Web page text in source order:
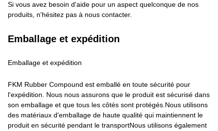
Si vous avez besoin d'aide pour un aspect quelconque de nos
produits, n'hésitez pas à nous contacter.
Emballage et expédition
Emballage et expédition
FKM Rubber Compound est emballé en toute sécurité pour
l'expédition. Nous nous assurons que le produit est sécurisé dans
son emballage et que tous les côtés sont protégés.Nous utilisons
des matériaux d'emballage de haute qualité qui maintiennent le
produit en sécurité pendant le transportNous utilisons également